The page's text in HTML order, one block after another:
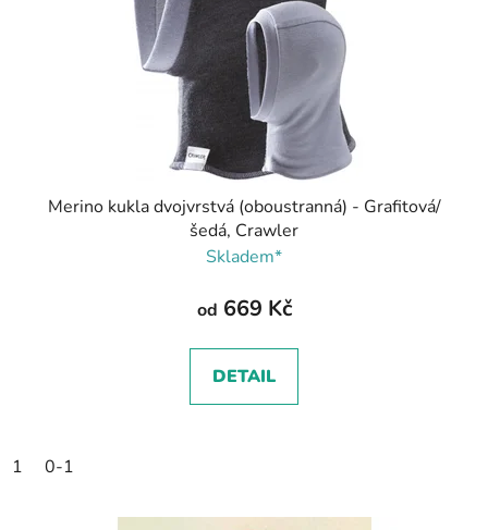
Merino kukla dvojvrstvá (oboustranná) - Grafitová/
šedá, Crawler
Skladem*
od 669 Kč
DETAIL
1 0-1